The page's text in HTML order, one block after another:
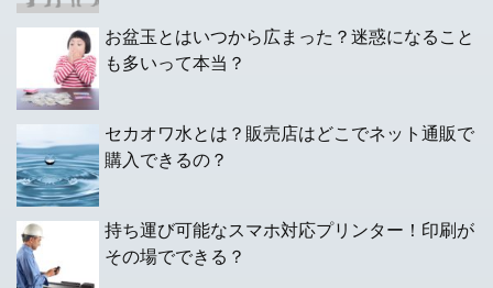
お盆玉とはいつから広まった？迷惑になること
も多いって本当？
セカオワ水とは？販売店はどこでネット通販で
購入できるの？
持ち運び可能なスマホ対応プリンター！印刷が
その場でできる？